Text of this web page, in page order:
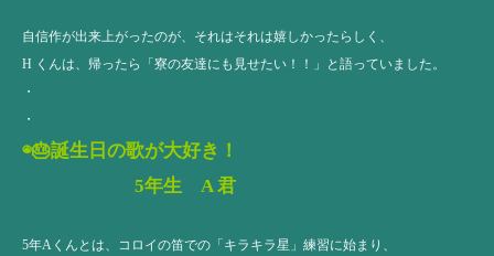
自信作が出来上がったのが、それはそれは嬉しかったらしく、
H くんは、帰ったら「寮の友達にも見せたい！！」と語っていました。
・
・
◉🎂誕生日の歌が大好き！
5年生 A 君
5年Aくんとは、コロイの笛での「キラキラ星」練習に始まり、